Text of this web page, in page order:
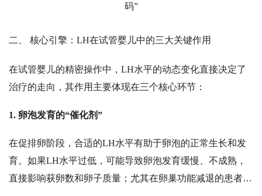
的土壤。在男性体内，LH则刺激睾丸间质细胞产生睾酮，
二、
核心引擎： LH在试管婴儿中的三大关键作用
在试管婴儿的精密操作中， LH水平的动态变化直接决定了
治疗的走向，其作用主要体现在三个核心环节：
1. 卵泡发育的“催化剂”
在促排卵阶段，合适的LH水平有助于卵泡的正常生长和发
育。如果LH水平过低，可能导致卵泡发育缓慢、不成熟，
直接影响获卵数和卵子质量；尤其在卵巢功能减退的患者